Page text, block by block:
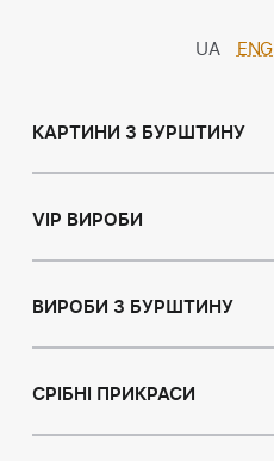
UA ENG
КАРТИНИ З БУРШТИНУ
Іменні ікони
Натюрморт
Мисливська тема
VIP ВИРОБИ
Ікони з пластин
ВИРОБИ З БУРШТИНУ
Браслети
СРІБНІ ПРИКРАСИ